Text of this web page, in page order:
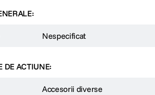
Nespecificat
DE ACTIUNE:
Accesorii diverse